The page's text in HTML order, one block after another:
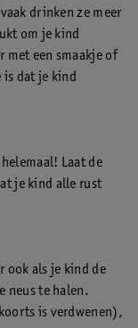
drinken ze meer
om je kind
een smaakje of
is dat je kind
Laat de
je kind alle rust
ook als je kind de
neus te halen.
is verdwenen),